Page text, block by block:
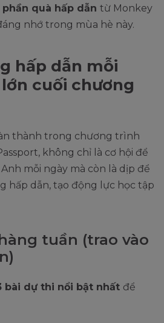
quà hấp dẫn từ Monkey
nhớ trong mùa hè này.
hấp dẫn mỗi
cuối chương
thành trong chương trình
không chỉ là cơ hội để
mỗi ngày mà còn là dịp để
hấp dẫn, tạo động lực học tập
tuần (trao vào
bài dự thi nổi bật nhất để